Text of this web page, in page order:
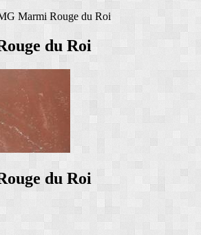
Marmi Rouge du Roi
du Roi
du Roi